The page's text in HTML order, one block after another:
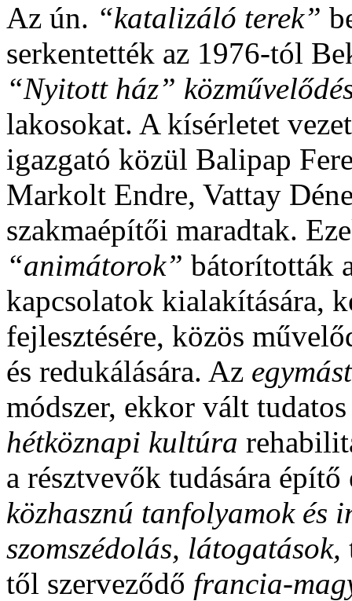
Az ún. “katalizáló terek”
serkentették az 1976-tól
“Nyitott ház”
lakosokat. A kísérletet
igazgató közül Balipap
Markolt Endre, Vattay
szakmaépítői maradtak.
“animátorok” bátorították
kapcsolatok kialakítására,
fejlesztésére, közös
és redukálására. Az
módszer, ekkor vált
hétköznapi kultúra
a résztvevők tudására
közhasznú tanfolyamok és
szomszédolás, látogatások,
től szerveződő francia-